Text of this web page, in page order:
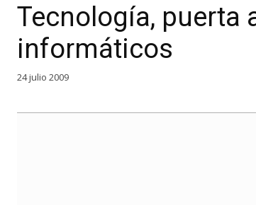
Tecnología, puerta
informáticos
24 julio 2009